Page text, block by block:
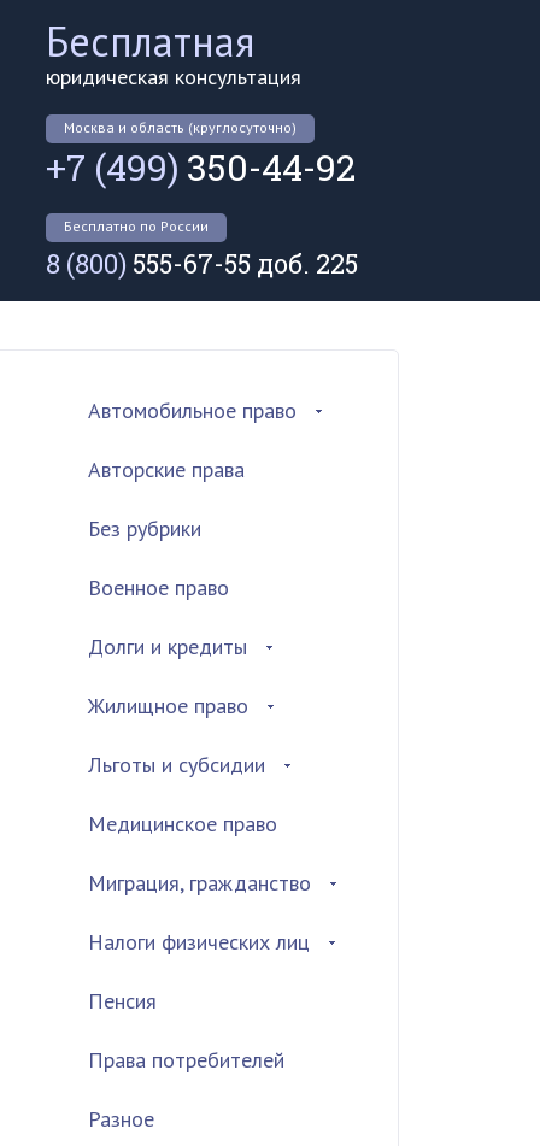
Бесплатная
юридическая консультация
Москва и область (круглосуточно)
+7 (499) 350-44-92
Бесплатно по России
8 (800) 555-67-55 доб. 225
Автомобильное право
Авторские права
Без рубрики
Военное право
Долги и кредиты
Жилищное право
Льготы и субсидии
Медицинское право
Миграция, гражданство
Налоги физических лиц
Пенсия
Права потребителей
Разное